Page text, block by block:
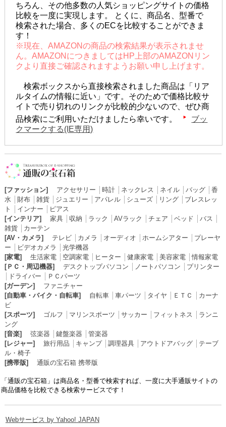
ちろん、その他多数の人気ショッピングサイトの価格
比較を一度に実現します。 とくに、商品名、型番で
検索された場合、多くのECを比較することができま
す！
※現在、AMAZONの商品の検索結果が表示されませ
ん。AMAZONにつきましてはHP上部のAMAZONリン
クより直接ご確認されますようお願い申し上げます。
検索ボックスから直接検索されました商品は「リア
ルタイムの情報に近い」です。そのためで価格比較サ
イトで売り切れのリンクが比較的少ないので、ぜひ商
品検索にご利用いただけましたら幸いです。
ブッ
クマークする(IE専用)
[ファッション] アクセサリー 時計│ ネックレス ネイル│ バッグ│ 香
水
財布│ 雑貨│ ジュエリー アパレル│ シューズ│ リング│ ブレスレッ
ト
インナー
ピアス
[インテリア]
家具│ 収納 ラック AVラック チェア ベッド バス
雑貨│ カーテン
[AV・カメラ]
テレビ│ カメラ オーディオ ホームシアター
プレーヤ
ー
ビデオカメラ
光学機器
[家電]
生活家電│ 空調家電│ ヒーター 健康家電│ 美容家電│情報家電
[ＰＣ・周辺機器]
デスクトップパソコン ノートパソコン
プリンター
ドライバー
ＰＣパーツ
[ガーデン]
ファニチャー
[自動車・バイク・自転車]
自転車│ 車パーツ タイヤ ＥＴＣ
カーナ
ビ
[スポーツ]
ゴルフ マリンスポーツ サッカー フィットネス
ランニ
ング
[音楽]
弦楽器 鍵盤楽器
管楽器
[レジャー]
旅行用品 キャンプ│ 調理器具│ アウトドアバッグ│ テーブ
ル・椅子
[携帯版]
通販の宝石箱 携帯版
「通販の宝石箱」は商品名・型番で検索すれば、一度に大手通販サイトの
商品価格を比較できる検索サービスです！
Webサービス by Yahoo! JAPAN